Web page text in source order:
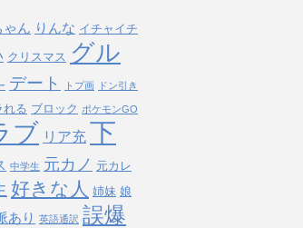
ゃん りんな イチャイチ
クリスマス グル
デート トプ画 ドン引き
れる ブロック ポケモンGO
ブ リア充 下
中学生 元カノ 元カレ
好きな人 姉妹 娘
あり 英語通訳 誤爆